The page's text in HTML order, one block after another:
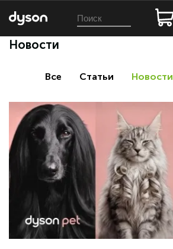
Новости
Все Статьи Новости